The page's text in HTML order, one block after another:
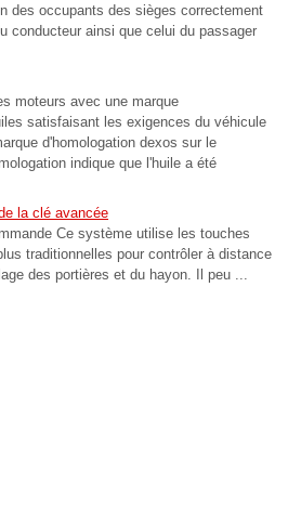
des occupants des sièges correctement
conducteur ainsi que celui du passager
moteurs avec une marque
satisfaisant les exigences du véhicule
d'homologation dexos sur le
indique que l'huile a été
la clé avancée
Ce système utilise les touches
traditionnelles pour contrôler à distance
des portières et du hayon. Il peu ...